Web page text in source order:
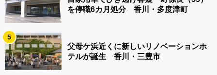
を停職6カ月処分 香川・多度津町
5
父母ケ浜近くに新しいリノベーションホ
テルが誕生 香川・三豊市